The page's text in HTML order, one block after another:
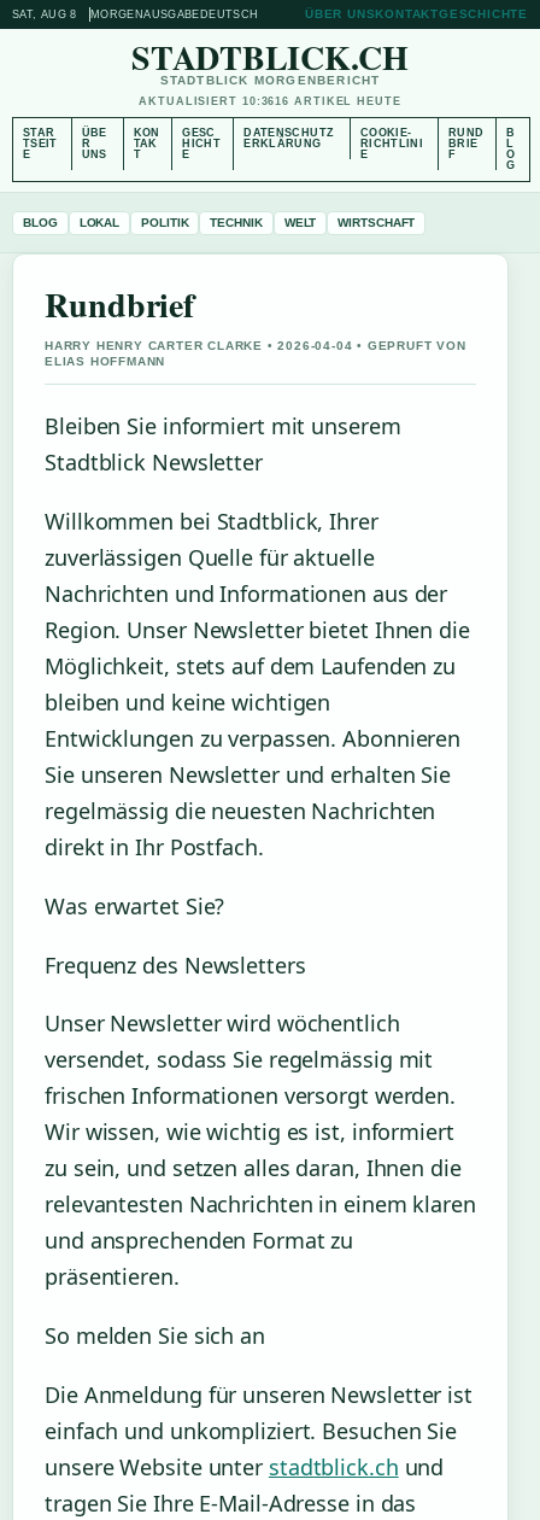
SAT, AUG 8 MORGENAUSGABE DEUTSCH ÜBER UNSKONTAKTGESCHICHTE
STADTBLICK.CH
STADTBLICK MORGENBERICHT
AKTUALISIERT 10:3616 ARTIKEL HEUTE
STAR
TSEIT
E
ÜBE
R
UNS
KON
TAK
T
GESC
HICHT
E
DATENSCHUTZ
ERKLÄRUNG
COOKIE-
RICHTLINI
E
RUND
BRIE
F
B
L
O
G
BLOG LOKAL POLITIK TECHNIK WELT WIRTSCHAFT
Rundbrief
HARRY HENRY CARTER CLARKE • 2026-04-04 • GEPRUFT VON
ELIAS HOFFMANN
Bleiben Sie informiert mit unserem
Stadtblick Newsletter
Willkommen bei Stadtblick, Ihrer
zuverlässigen Quelle für aktuelle
Nachrichten und Informationen aus der
Region. Unser Newsletter bietet Ihnen die
Möglichkeit, stets auf dem Laufenden zu
bleiben und keine wichtigen
Entwicklungen zu verpassen. Abonnieren
Sie unseren Newsletter und erhalten Sie
regelmässig die neuesten Nachrichten
direkt in Ihr Postfach.
Was erwartet Sie?
Frequenz des Newsletters
Unser Newsletter wird wöchentlich
versendet, sodass Sie regelmässig mit
frischen Informationen versorgt werden.
Wir wissen, wie wichtig es ist, informiert
zu sein, und setzen alles daran, Ihnen die
relevantesten Nachrichten in einem klaren
und ansprechenden Format zu
präsentieren.
So melden Sie sich an
Die Anmeldung für unseren Newsletter ist
einfach und unkompliziert. Besuchen Sie
unsere Website unter stadtblick.ch und
tragen Sie Ihre E-Mail-Adresse in das